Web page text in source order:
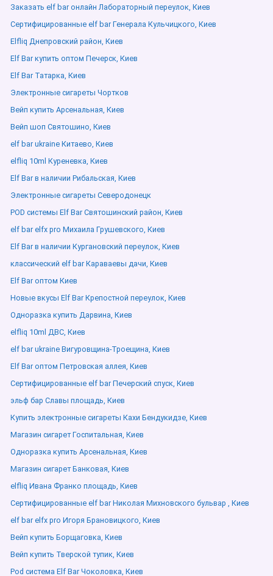
Заказать elf bar онлайн Лабораторный переулок, Киев
Сертифицированные elf bar Генерала Кульчицкого, Киев
Elfliq Днепровский район, Киев
Elf Bar купить оптом Печерск, Киев
Elf Bar Татарка, Киев
Электронные сигареты Чортков
Вейп купить Арсенальная, Киев
Вейп шоп Святошино, Киев
elf bar ukraine Китаево, Киев
elfliq 10ml Куреневка, Киев
Elf Bar в наличии Рибальская, Киев
Электронные сигареты Северодонецк
POD системы Elf Bar Святошинский район, Киев
elf bar elfx pro Михаила Грушевского, Киев
Elf Bar в наличии Кургановский переулок, Киев
классический elf bar Караваевы дачи, Киев
Elf Bar оптом Киев
Новые вкусы Elf Bar Крепостной переулок, Киев
Одноразка купить Дарвина, Киев
elfliq 10ml ДВС, Киев
elf bar ukraine Вигуровщина-Троещина, Киев
Elf Bar оптом Петровская аллея, Киев
Сертифицированные elf bar Печерский спуск, Киев
эльф бар Славы площадь, Киев
Купить электронные сигареты Кахи Бендукидзе, Киев
Магазин сигарет Госпитальная, Киев
Одноразка купить Арсенальная, Киев
Магазин сигарет Банковая, Киев
elfliq Ивана Франко площадь, Киев
Сертифицированные elf bar Николая Михновского бульвар , Киев
elf bar elfx pro Игоря Брановицкого, Киев
Вейп купить Борщаговка, Киев
Вейп купить Тверской тупик, Киев
Pod система Elf Bar Чоколовка, Киев